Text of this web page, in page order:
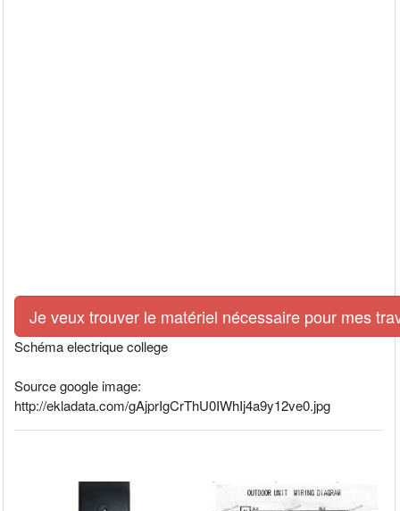
Je veux trouver le matériel nécessaire pour mes
Schéma electrique college
Source google image:
http://ekladata.com/gAjprIgCrThU0IWhIj4a9y12ve0.jpg